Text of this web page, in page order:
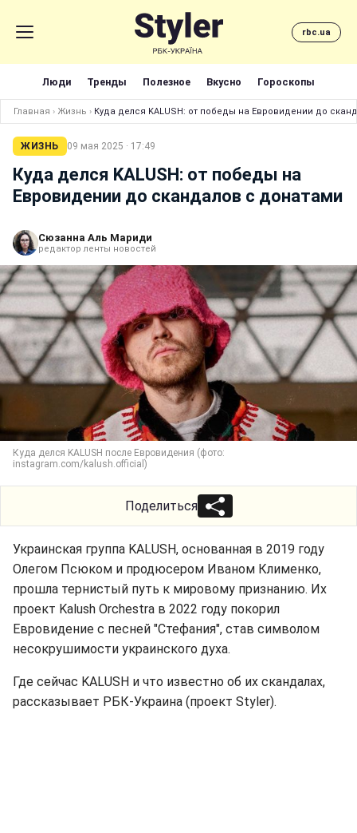
rbc.ua
Люди Тренды Полезное Вкусно Гороскопы
Главная › Жизнь › Куда делся KALUSH: от победы на Евровидении до
ЖИЗНЬ 09 мая 2025 · 17:49
Куда делся KALUSH: от победы на
Евровидении до скандалов с донатами
Сюзанна Аль Мариди
редактор ленты новостей
Куда делся KALUSH после Евровидения (фото:
instagram.com/kalush.official)
Поделиться
Украинская группа KALUSH, основанная в 2019 году
Олегом Псюком и продюсером Иваном Клименко,
прошла тернистый путь к мировому признанию. Их
проект Kalush Orchestra в 2022 году покорил
Евровидение с песней "Стефания", став символом
несокрушимости украинского духа.
Где сейчас KALUSH и что известно об их скандалах,
рассказывает РБК-Украина (проект Styler).